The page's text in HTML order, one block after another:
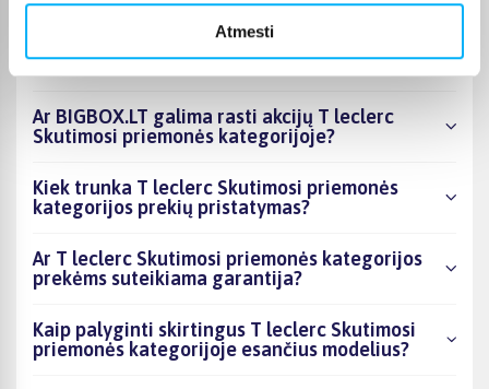
Atmesti
Kiek prekių yra T leclerc Skutimosi priemonės
kategorijos asortimente ir kokia žemiausia
kaina?
Ar BIGBOX.LT galima rasti akcijų T leclerc
Skutimosi priemonės kategorijoje?
Kiek trunka T leclerc Skutimosi priemonės
kategorijos prekių pristatymas?
Ar T leclerc Skutimosi priemonės kategorijos
prekėms suteikiama garantija?
Kaip palyginti skirtingus T leclerc Skutimosi
priemonės kategorijoje esančius modelius?